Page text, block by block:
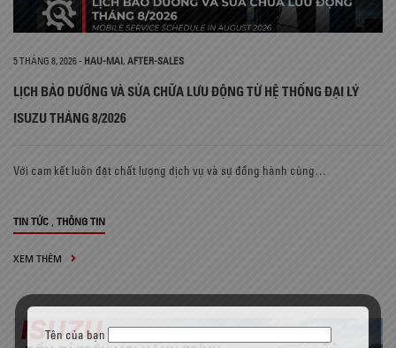
5 THÁNG 8, 2026- HAU-MAI, AFTER-SALES
LỊCH BẢO DƯỠNG VÀ SỬA CHỮA LƯU ĐỘNG TỪ HỆ THỐNG ĐẠI LÝ
ISUZU THÁNG 8/2026
Với cam kết luôn đặt chất lượng dịch vụ và sự đồng hành cùng…
TIN TỨC THÔNG TIN
XEM THÊM
Tên của bạn